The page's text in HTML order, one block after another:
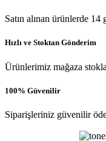
Satın alınan ürünlerde 14
Hızlı ve Stoktan Gönderim
Ürünlerimiz mağaza
100% Güvenilir
Siparişleriniz güvenilir